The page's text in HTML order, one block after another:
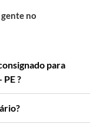
no
para
?